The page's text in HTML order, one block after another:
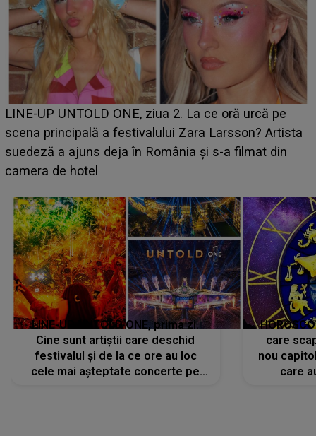
Ce a dezvăluit noua concurentă din "Casa Iubirii" l-a
luat prin surprindere pe Emanuel. CINE ESTE
BĂIATUL VIZAT de Alexandra?! Aflându-se în fața
faptului împlinit, A RECUNOSCUT IMEDIAT: "Am
LINE-UP UNTOLD ONE, prima zi.
Cine sunt artiștii care deschid
festivalul și de la ce ore au loc
cele mai așteptate concerte pe
care
nou
care